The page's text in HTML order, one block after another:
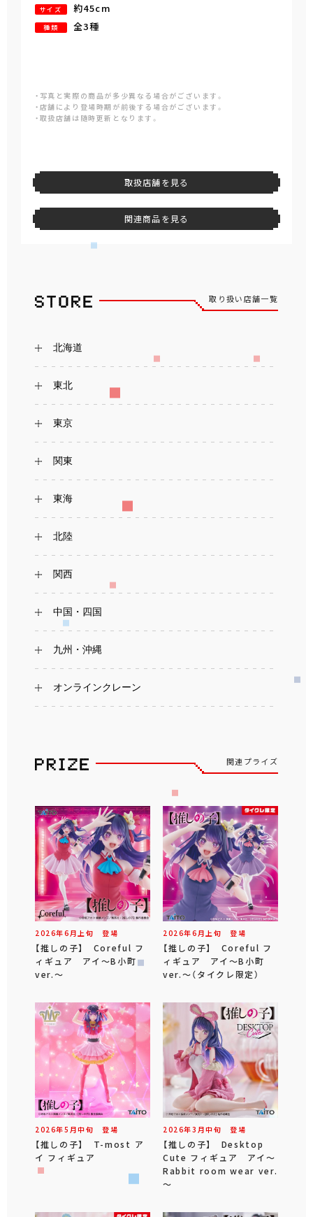
サイズ 約45cm
種類 全3種
・写真と実際の商品が多少異なる場合がございます。
・店舗により登場時期が前後する場合がございます。
・取扱店舗は随時更新となります。
取扱店舗を見る
関連商品を見る
取り扱い店舗一覧
北海道
東北
東京
関東
東海
北陸
関西
中国・四国
九州・沖縄
オンラインクレーン
関連プライズ
2026年6 月 上旬 登場
【推しの子】 Coreful フ
ィギュア アイ～B小町
ver.～
2026年6 月 上旬 登場
【推しの子】 Coreful フ
ィギュア アイ～B小町
ver.～（タイクレ限定）
2026年5 月中旬 登場
【推しの子】 T-most ア
イ フィギュア
2026年3 月中旬 登場
【推しの子】 Desktop
Cute フィギュア アイ～
Rabbit room wear ver.
～